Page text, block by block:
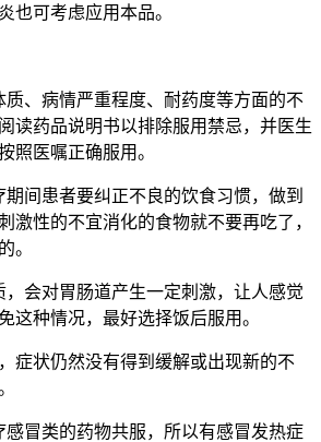
也可考虑应用本品。
质、病情严重程度、耐药度等方面的不
读药品说明书以排除服用禁忌，并医生
照医嘱正确服用。
间患者要纠正不良的饮食习惯，做到
激性的不宜消化的食物就不要再吃了，
。
，会对胃肠道产生一定刺激，让人感觉
这种情况，最好选择饭后服用。
症状仍然没有得到缓解或出现新的不
感冒类的药物共服，所以有感冒发热症